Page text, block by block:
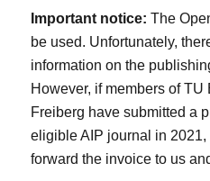
Important notice: The
be used. Unfortunately,
information on the
However, if members of TU
Freiberg have submitted a
eligible AIP journal in
forward the invoice to us